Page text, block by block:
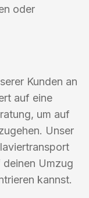
oder
Kunden an
auf eine
um auf
Unser
Umzug
kannst.